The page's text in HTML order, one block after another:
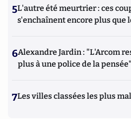
5L'autre été meurtrier : ces
s'enchaînent encore plus que
6Alexandre Jardin : "L'Arcom
plus à une police de la pensée"
7Les villes classées les plus